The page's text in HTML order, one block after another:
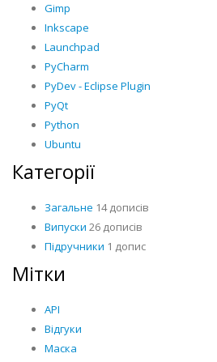
Gimp
Inkscape
Launchpad
PyCharm
PyDev - Eclipse Plugin
PyQt
Python
Ubuntu
Категорії
Загальне 14 дописів
Випуски 26 дописів
Підручники 1 допис
Мітки
API
Відгуки
Маска